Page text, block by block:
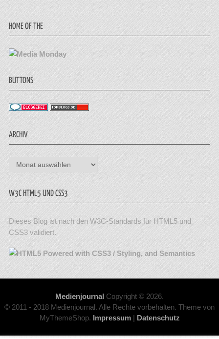
HOME OF THE
BUTTONS
ARCHIV
Archiv
W3C HTML5 UND CSS3
Dieses Blog ist nach den W3C-Standards für HTML5 und
CSS3 validiert.
Medienjournal Copyright © 2026.
© 2011 - 2018 Medienjournal. Alle Rechte vorbehalten. Theme von
MyThemeShop. Impressum| Datenschutz